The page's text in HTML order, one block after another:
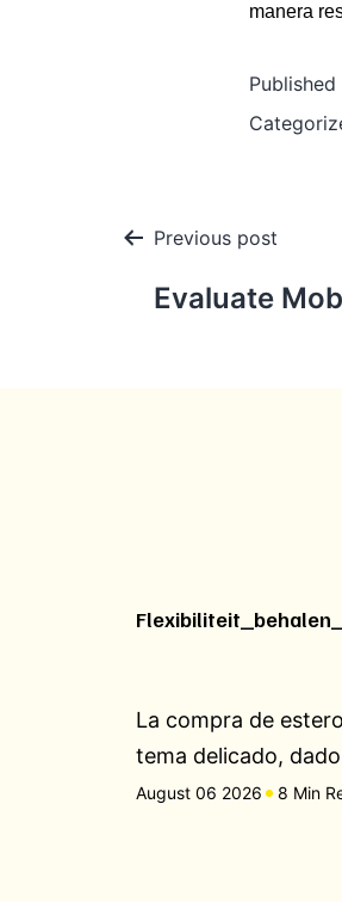
manera
Published
Post
navigation
Previous post
Evaluate
La compra de
tema delicado,
August 06 2026 8 Min